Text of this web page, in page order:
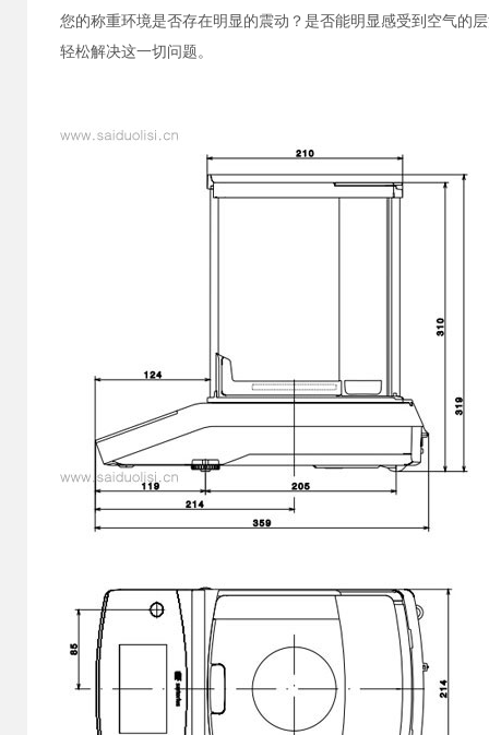
您的称重环境是否存在明显的震动？是否能明显感受到空气的
轻松解决这一切问题。